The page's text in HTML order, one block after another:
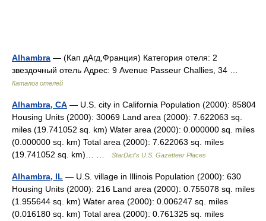
Alhambra — (Кап дАгд,Франция) Категория отеля: 2
звездочный отель Адрес: 9 Avenue Passeur Challies, 34 …
Каталог отелей
Alhambra, CA — U.S. city in California Population (2000): 85804
Housing Units (2000): 30069 Land area (2000): 7.622063 sq.
miles (19.741052 sq. km) Water area (2000): 0.000000 sq. miles
(0.000000 sq. km) Total area (2000): 7.622063 sq. miles
(19.741052 sq. km)… …
StarDict's U.S. Gazetteer Places
Alhambra, IL — U.S. village in Illinois Population (2000): 630
Housing Units (2000): 216 Land area (2000): 0.755078 sq. miles
(1.955644 sq. km) Water area (2000): 0.006247 sq. miles
(0.016180 sq. km) Total area (2000): 0.761325 sq. miles